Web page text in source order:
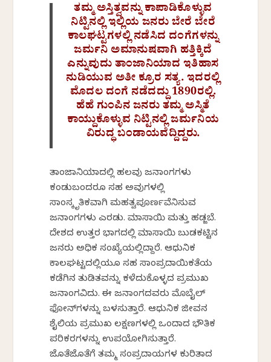
ತಮ್ಮ ಅಸ್ತಿತ್ವವನ್ನು ಕಾಪಾಡಿಕೊಳ್ಳುವ
ನಿಟ್ಟಿನಲ್ಲಿ ಇಲ್ಲಿಯ ಜನರು ಬೇರೆ ಬೇರೆ
ಕಾಲಘಟ್ಟಗಳಲ್ಲಿ ನಡೆಸಿದ ದಂಗೆಗಳನ್ನು
ಜರ್ಮನಿ ಅಮಾನುಷವಾಗಿ ಹತ್ತಿಕ್ಕಿದೆ
ಎನ್ನುವುದು ತಾಂಜಾನಿಯಾದ ಇತಿಹಾಸ
ನುಡಿಯುವ ಅತೀ ಕ್ರೂರ ಸತ್ಯ. ಇದರಲ್ಲಿ
ಮೊದಲ ದಂಗೆ ನಡೆದದ್ದು 1890ರಲ್ಲಿ.
ಹೆಹೆ ಗುಂಪಿನ ಜನರು ತಮ್ಮ ಅಸ್ಮಿತೆ
ಕಾಯ್ದುಕೊಳ್ಳುವ ನಿಟ್ಟಿನಲ್ಲಿ ಜರ್ಮನಿಯ
ವಿರುದ್ಧ ಬಂಡಾಯವೆದ್ದಿದ್ದರು.
ತಾಂಜಾನಿಯಾದಲ್ಲಿ ಹಲವು ಜನಾಂಗಗಳು
ಕಂಡುಬಂದರೂ ಸಹ ಅವುಗಳಲ್ಲಿ
ಸಾಂಸ್ಕೃತಿಕವಾಗಿ ಮಹತ್ವಪೂರ್ಣವೆನಿಸುವ
ಜನಾಂಗಗಳು ಎರಡು. ಮಾಸಾಯಿ ಮತ್ತು ಹಡ್ಜಬೆ.
ದೇಶದ ಉತ್ತರ ಭಾಗದಲ್ಲಿ ಮಾಸಾಯಿ ಬುಡಕಟ್ಟಿನ
ಜನರು ಅಧಿಕ ಸಂಖ್ಯೆಯಲ್ಲಿದ್ದಾರೆ. ಆಧುನಿಕ
ಕಾಲಘಟ್ಟದಲ್ಲಿಯೂ ಸಹ ಸಾಂಪ್ರದಾಯಿಕತೆಯ
ಕಡೆಗಿನ ತುಡಿತವನ್ನು ಕಳೆದುಕೊಳ್ಳದ ಪ್ರಮುಖ
ಜನಾಂಗವಿದು. ಈ ಜನಾಂಗದವರು ಮೊಬೈಲ್
ಫೋನ್‌ಗಳನ್ನು ಬಳಸುತ್ತಾರೆ. ಆಧುನಿಕ ಜೀವನ
ಶೈಲಿಯ ಪ್ರಮುಖ ಲಕ್ಷಣಗಳಲ್ಲಿ ಒಂದಾದ ಭೌತಿಕ
ಪರಿಕರಗಳನ್ನು ಉಪಯೋಗಿಸುತ್ತಾರೆ.
ಜೊತೆಜೊತೆಗೆ ತಮ್ಮ ಸಂಪ್ರದಾಯಗಳ ಕುರಿತಾದ